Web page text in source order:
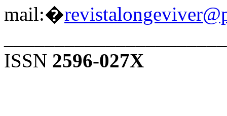
mail:�
ISSN 2596-027X